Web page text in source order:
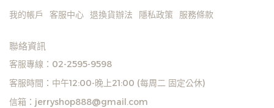
我的帳戶 客服中心 退換貨辦法 隱私政策 服務條款
聯絡資訊
客服專線：02-2595-9598
客服時間：中午12:00-晚上21:00 (每周二 固定公休)
信箱：jerryshop888@gmail.com